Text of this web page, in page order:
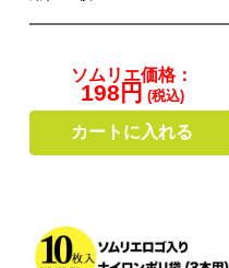
ソムリエ価格：
198円 (税込)
カートに入れる